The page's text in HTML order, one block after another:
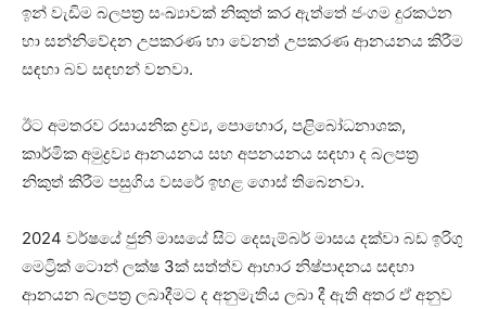
ඉන් වැඩිම බලපත්‍ර සංඛ්‍යාවක් නිකුත් කර ඇත්තේ ජංගම දුරකථන
හා සන්නිවේදන උපකරණ හා වෙනත් උපකරණ ආනයනය කිරීම
සඳහා බව සඳහන් වනවා.
ඊට අමතරව රසායනික ද්‍රව්‍ය, පොහොර, පළිබෝධනාශක,
කාර්මික අමුද්‍රව්‍ය ආනයනය සහ අපනයනය සඳහා ද බලපත්‍ර
නිකුත් කිරීම පසුගිය වසරේ ඉහළ ගොස් තිබෙනවා.
2024 වර්ෂයේ ජුනි මාසයේ සිට දෙසැම්බර් මාසය දක්වා බඩ ඉරිගු
මෙට්‍රික් ටොන් ලක්ෂ 3ක් සත්ත්ව ආහාර නිෂ්පාදනය සඳහා
ආනයන බලපත්‍ර ලබාදීමට ද අනුමැතිය ලබා දී ඇති අතර ඒ අනුව